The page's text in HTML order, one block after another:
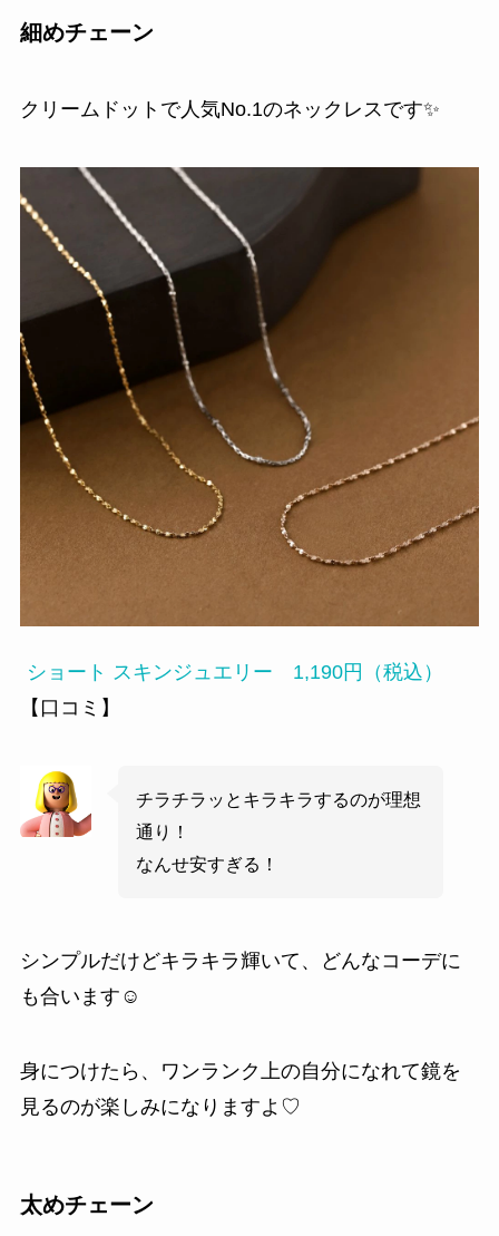
細めチェーン
クリームドットで人気No.1のネックレスです✨️
ショート スキンジュエリー 1,190円（税込）
【口コミ】
チラチラッとキラキラするのが理想
通り！
なんせ安すぎる！
シンプルだけどキラキラ輝いて、どんなコーデに
も合います☺
身につけたら、ワンランク上の自分になれて鏡を
見るのが楽しみになりますよ♡
太めチェーン